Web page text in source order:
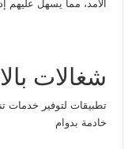
الأمد، مما يسهل عليهم
شغالات
تطبيقات لتوفير خدمات
خادمة بدوام